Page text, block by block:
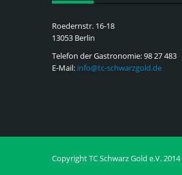
Roedernstr. 16-18
13053 Berlin
Telefon der Gastronomie: 98 27 483
E-Mail: info@tc-schwarzgold.de
Copyright TC Schwarz Gold e.V. 2014